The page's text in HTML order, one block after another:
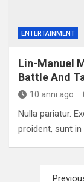
ENTERTAINMENT
Lin-Manuel
Battle And
10 anni ago
Nulla pariatur.
proident, sunt in